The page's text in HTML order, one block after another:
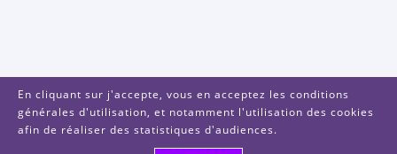
En cliquant sur j'accepte, vous en acceptez les conditions
générales d'utilisation, et notamment l'utilisation des cookies
afin de réaliser des statistiques d'audiences.